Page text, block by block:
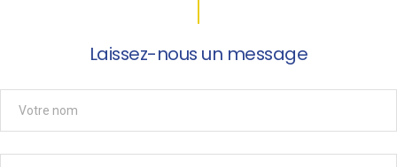
Laissez-nous un message